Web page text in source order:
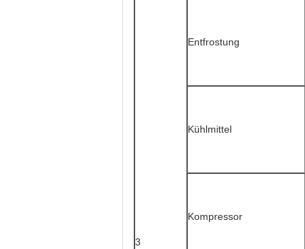
3
Entfrostung
Kühlmittel
Kompressor